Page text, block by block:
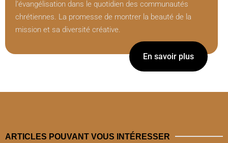
l’évangélisation dans le quotidien des communautés
chrétiennes. La promesse de montrer la beauté de la
mission et sa diversité créative.
En savoir plus
ARTICLES POUVANT VOUS INTÉRESSER